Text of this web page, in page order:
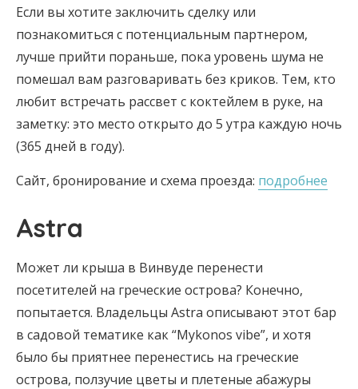
Если вы хотите заключить сделку или
познакомиться с потенциальным партнером,
лучше прийти пораньше, пока уровень шума не
помешал вам разговаривать без криков. Тем, кто
любит встречать рассвет с коктейлем в руке, на
заметку: это место открыто до 5 утра каждую ночь
(365 дней в году).
Сайт, бронирование и схема проезда: подробнее
Astra
Может ли крыша в Винвуде перенести
посетителей на греческие острова? Конечно,
попытается. Владельцы Astra описывают этот бар
в садовой тематике как “Mykonos vibe”, и хотя
было бы приятнее перенестись на греческие
острова, ползучие цветы и плетеные абажуры